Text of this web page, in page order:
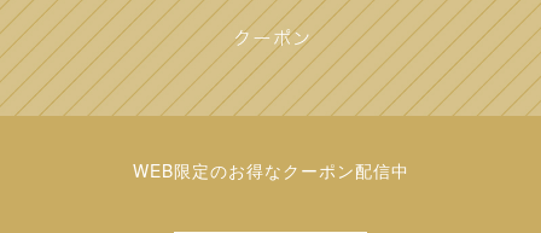
WEB限定のお得なクーポン配信中